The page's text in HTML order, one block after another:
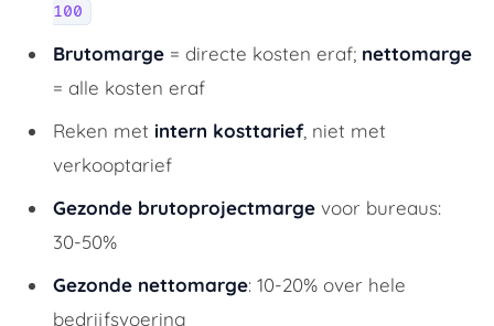
100
Brutomarge = directe kosten eraf; nettomarge
= alle kosten eraf
Reken met intern kosttarief, niet met
verkooptarief
Gezonde brutoprojectmarge voor bureaus:
30-50%
Gezonde nettomarge: 10-20% over hele
bedrijfsvoering